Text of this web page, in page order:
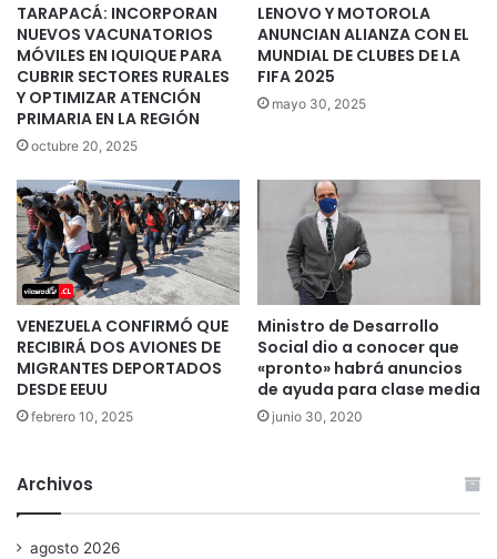
TARAPACÁ: INCORPORAN
NUEVOS VACUNATORIOS
MÓVILES EN IQUIQUE PARA
CUBRIR SECTORES RURALES
Y OPTIMIZAR ATENCIÓN
PRIMARIA EN LA REGIÓN
octubre 20, 2025
LENOVO Y MOTOROLA
ANUNCIAN ALIANZA CON EL
MUNDIAL DE CLUBES DE LA
FIFA 2025
mayo 30, 2025
VENEZUELA CONFIRMÓ QUE
RECIBIRÁ DOS AVIONES DE
MIGRANTES DEPORTADOS
DESDE EEUU
febrero 10, 2025
Ministro de Desarrollo
Social dio a conocer que
«pronto» habrá anuncios
de ayuda para clase media
junio 30, 2020
Archivos
agosto 2026